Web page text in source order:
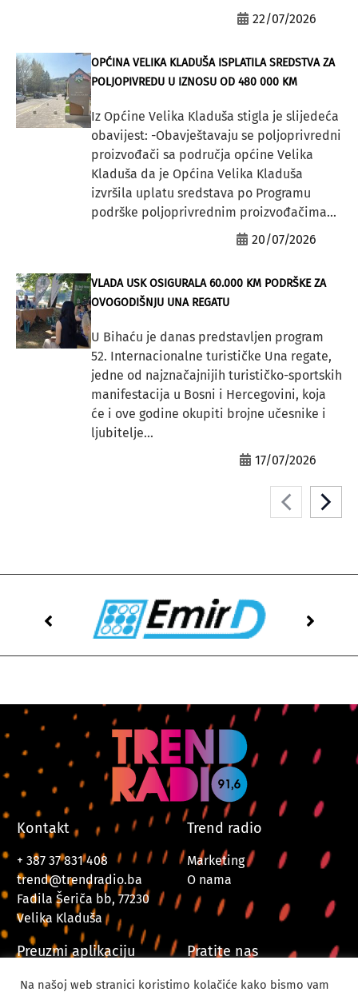
22/07/2026
OPĆINA VELIKA KLADUŠA ISPLATILA SREDSTVA ZA
POLJOPIVREDU U IZNOSU OD 480 000 KM
Iz Općine Velika Kladuša stigla je slijedeća
obavijest: -Obavještavaju se poljoprivredni
proizvođači sa područja općine Velika
Kladuša da je Općina Velika Kladuša
izvršila uplatu sredstava po Programu
podrške poljoprivrednim proizvođačima...
20/07/2026
VLADA USK OSIGURALA 60.000 KM PODRŠKE ZA
OVOGODIŠNJU UNA REGATU
U Bihaću je danas predstavljen program
52. Internacionalne turističke Una regate,
jedne od najznačajnijih turističko-sportskih
manifestacija u Bosni i Hercegovini, koja
će i ove godine okupiti brojne učesnike i
ljubitelje...
17/07/2026
Kontakt
+ 387 37 831 408
trend@trendradio.ba
Fadila Šeriča bb, 77230
Velika Kladuša
Trend radio
Marketing
O nama
Preuzmi aplikaciju Pratite nas
Na našoj web stranici koristimo kolačiće kako bismo vam